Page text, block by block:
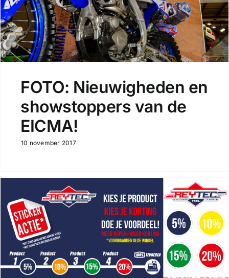
FOTO: Nieuwigheden en
showstoppers van de
EICMA!
10 november 2017